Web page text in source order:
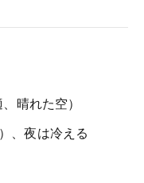
晴れた空）
、夜は冷える